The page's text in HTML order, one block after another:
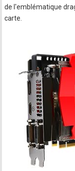
de l'emblématique
carte.